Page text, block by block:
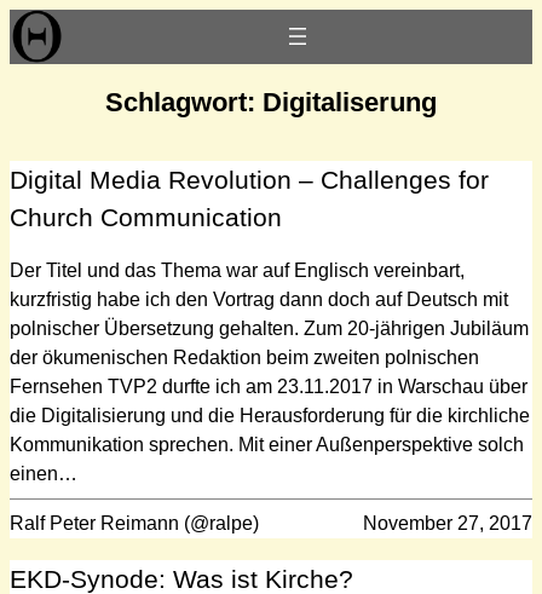
Zum
Inhalt
Schlagwort: Digitaliserung
Digital Media Revolution – Challenges for
Church Communication
Der Titel und das Thema war auf Englisch vereinbart,
kurzfristig habe ich den Vortrag dann doch auf Deutsch mit
polnischer Übersetzung gehalten. Zum 20-jährigen Jubiläum
der ökumenischen Redaktion beim zweiten polnischen
Fernsehen TVP2 durfte ich am 23.11.2017 in Warschau über
die Digitalisierung und die Herausforderung für die kirchliche
Kommunikation sprechen. Mit einer Außenperspektive solch
einen…
Ralf Peter Reimann (@ralpe) November 27, 2017
EKD-Synode: Was ist Kirche?